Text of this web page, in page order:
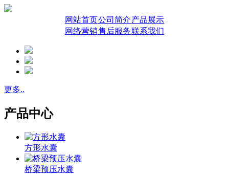
网站首页公司简介产品展示
网络营销售后服务联系我们
更多..
产品中心
方形水囊
桥梁预压水囊